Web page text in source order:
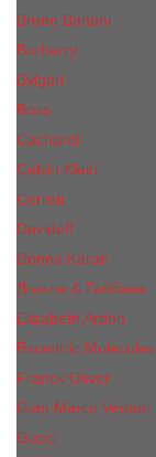
Bruno Banani
Burberry
Bvlgari
Boss
Cacharel
Calvin Klein
Cerruti
Davidoff
Donna Karan
Дольче & Габбана
Elizabeth Arden
Escentric Molecules
Franck Oliver
Gian Marco Venturi
Gucci